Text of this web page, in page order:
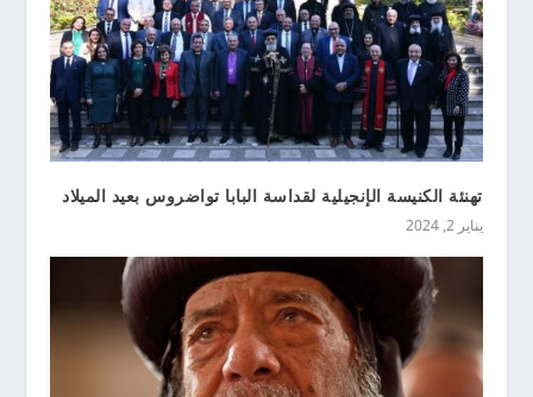
تهنئة الكنيسة الإنجيلية لقداسة البابا تواضروس بعيد الميلاد
يناير 2, 2024